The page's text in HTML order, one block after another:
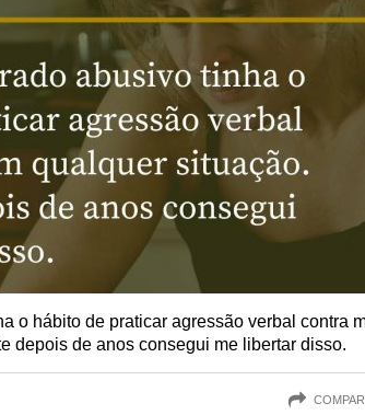
o hábito de praticar agressão verbal contra
depois de anos consegui me libertar disso.